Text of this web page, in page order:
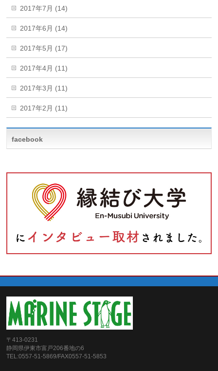
2017年7月 (14)
2017年6月 (14)
2017年5月 (17)
2017年4月 (11)
2017年3月 (11)
2017年2月 (11)
facebook
〒413-0231
静岡県伊東市富戸206番地の6
TEL:0557-51-5869/FAX0557-51-5853